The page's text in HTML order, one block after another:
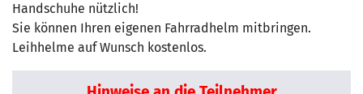
Handschuhe nützlich!
Sie können Ihren eigenen Fahrradhelm mitbringen.
Leihhelme auf Wunsch kostenlos.